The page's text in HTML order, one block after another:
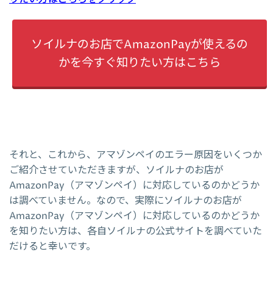
ソイルナのお店でAmazonPayが使えるの
かを今すぐ知りたい方はこちら
それと、これから、アマゾンペイのエラー原因をいくつか
ご紹介させていただきますが、ソイルナのお店が
AmazonPay（アマゾンペイ）に対応しているのかどうか
は調べていません。なので、実際にソイルナのお店が
AmazonPay（アマゾンペイ）に対応しているのかどうか
を知りたい方は、各自ソイルナの公式サイトを調べていた
だけると幸いです。